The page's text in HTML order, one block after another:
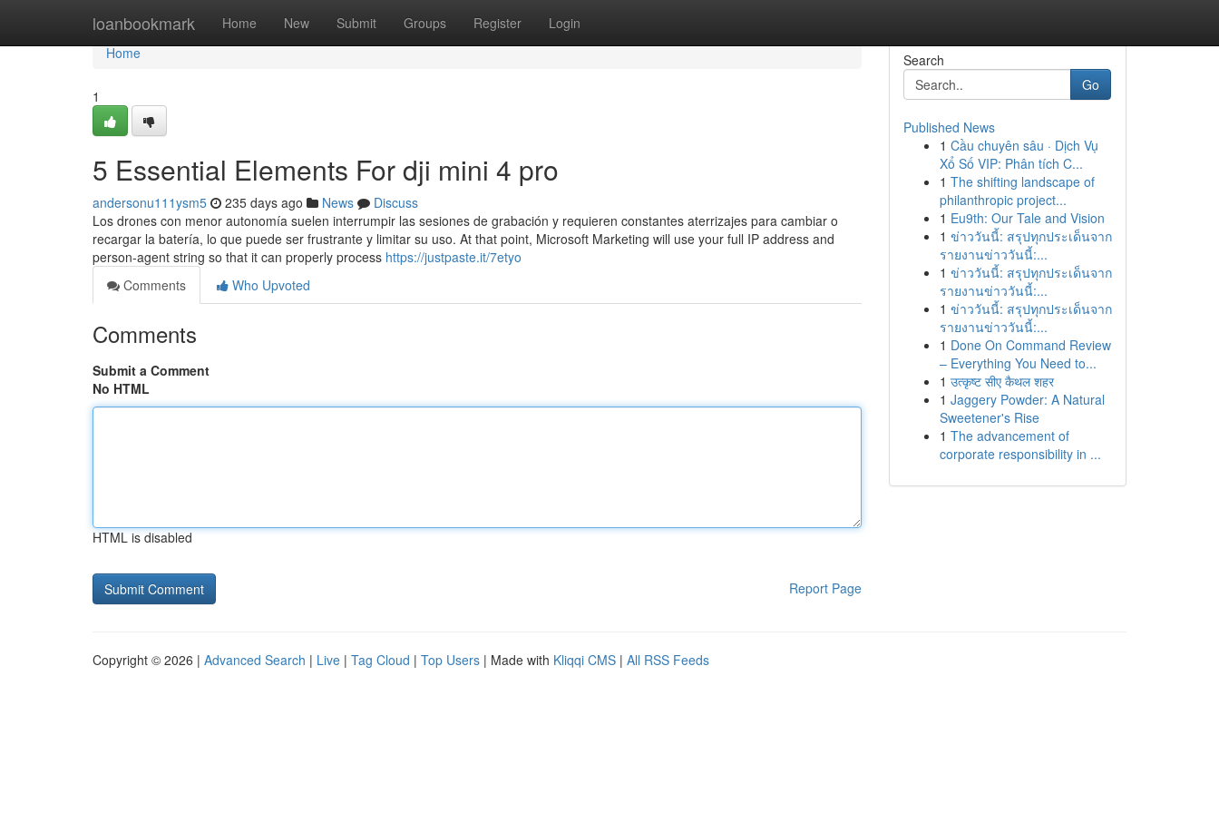
loanbookmark Home New Submit Groups Register Login
Home
Home
1
5 Essential Elements For dji mini 4 pro
andersonu111ysm5 235 days ago News
Discuss
Los drones con menor autonomía suelen interrumpir las sesiones de grabación y requieren constantes aterrizajes para cambiar o
recargar la batería, lo que puede ser frustrante y limitar su uso. At that point, Microsoft Marketing will use your full IP address and
person-agent string so that it can properly process https://justpaste.it/7etyo
Comments
Who Upvoted
Comments
Submit a Comment
No HTML
HTML is disabled
Report Page
Search
Go
Published News
1 Cầu chuyên sâu · Dịch Vụ
Xổ Số VIP: Phân tích C...
1 The shifting landscape of
philanthropic project...
1 Eu9th: Our Tale and Vision
1 ข่าววันนี้: สรุปทุกประเด็นจาก
รายงานข่าววันนี้:...
1 ข่าววันนี้: สรุปทุกประเด็นจาก
รายงานข่าววันนี้:...
1 ข่าววันนี้: สรุปทุกประเด็นจาก
รายงานข่าววันนี้:...
1 Done On Command Review
– Everything You Need to...
1 उत्कृष्ट सीए कैथल शहर
1 Jaggery Powder: A Natural
Sweetener's Rise
1 The advancement of
corporate responsibility in ...
Copyright © 2026 | Advanced Search | Live | Tag Cloud | Top Users | Made with Kliqqi CMS | All RSS Feeds